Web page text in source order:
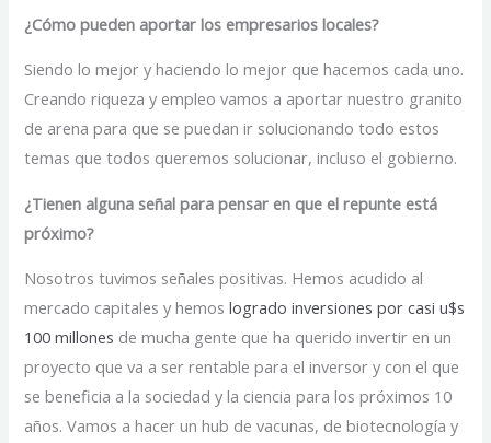
¿Cómo pueden aportar los empresarios locales?
Siendo lo mejor y haciendo lo mejor que hacemos cada uno.
Creando riqueza y empleo vamos a aportar nuestro granito
de arena para que se puedan ir solucionando todo estos
temas que todos queremos solucionar, incluso el gobierno.
¿Tienen alguna señal para pensar en que el repunte está
próximo?
Nosotros tuvimos señales positivas. Hemos acudido al
mercado capitales y hemoslogrado inversiones por casi u$s
100 millones de mucha gente que ha querido invertir en un
proyecto que va a ser rentable para el inversor y con el que
se beneficia a la sociedad y la ciencia para los próximos 10
años. Vamos a hacer un hub de vacunas, de biotecnología y